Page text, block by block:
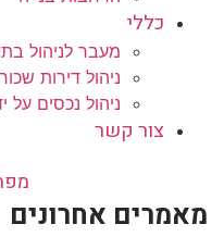
כללי
מעבר לניהול
ניהול דירות
ניהול נכסים על
צור קשר
מאמרים אחרונים